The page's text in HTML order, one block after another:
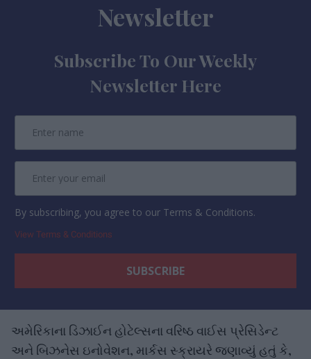
Newsletter
Subscribe To Our Weekly
Newsletter Here
By subscribing, you agree to our Terms & Conditions.
View Terms & Conditions
અમેરિકાના ડિઝાઈન હોટેલ્સના વરિષ્ઠ વાઈસ પ્રેસિડેન્ટ
અને બિઝનેસ ઇનોવેશન, માર્કસ સ્ક્રાયરે જણાવ્યું હતું કે,